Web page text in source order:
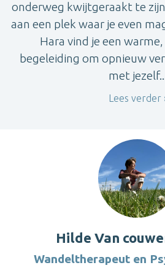
onderweg kwijtgeraakt te
aan een plek waar je even
Hara vind je een
begeleiding om opnieuw
met
Lees verder
Hilde Van
Wandeltherapeut en